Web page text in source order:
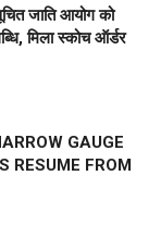
जाति आयोग को
मिला स्कोच ऑर्डर
GAUGE
RESUME FROM